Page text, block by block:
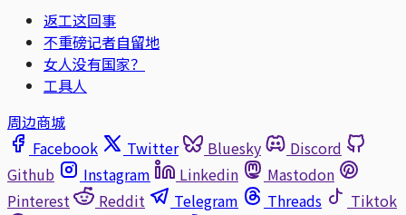
返工这回事
不重磅记者自留地
女人没有国家？
工具人
周边商城
Facebook
Twitter Bluesky
Discord
Github
Instagram Linkedin
Mastodon
Pinterest
Reddit Telegram Threads
Tiktok